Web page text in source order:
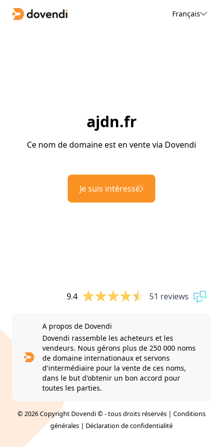
Français
ajdn.fr
Ce nom de domaine est en vente via Dovendi
Je suis intéressé
9.4 51 reviews
A propos de Dovendi
Dovendi rassemble les acheteurs et les
vendeurs. Nous gérons plus de 250 000 noms
de domaine internationaux et servons
d'intermédiaire pour la vente de ces noms,
dans le but d'obtenir un bon accord pour
toutes les parties.
© 2026 Copyright Dovendi © - tous droits réservés | Conditions
générales | Déclaration de confidentialité